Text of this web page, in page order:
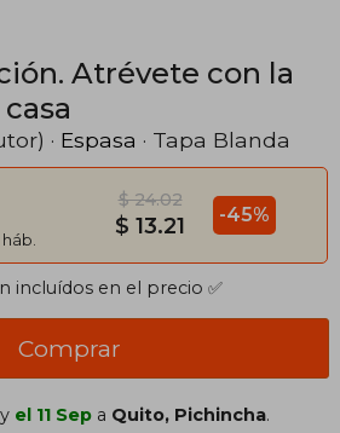
Atrévete con la
· Espasa · Tapa Blanda
$ 24.02
$ 13.21 -45%
incluídos en el precio ✅
Comprar
y el 11 Sep a Quito, Pichincha.